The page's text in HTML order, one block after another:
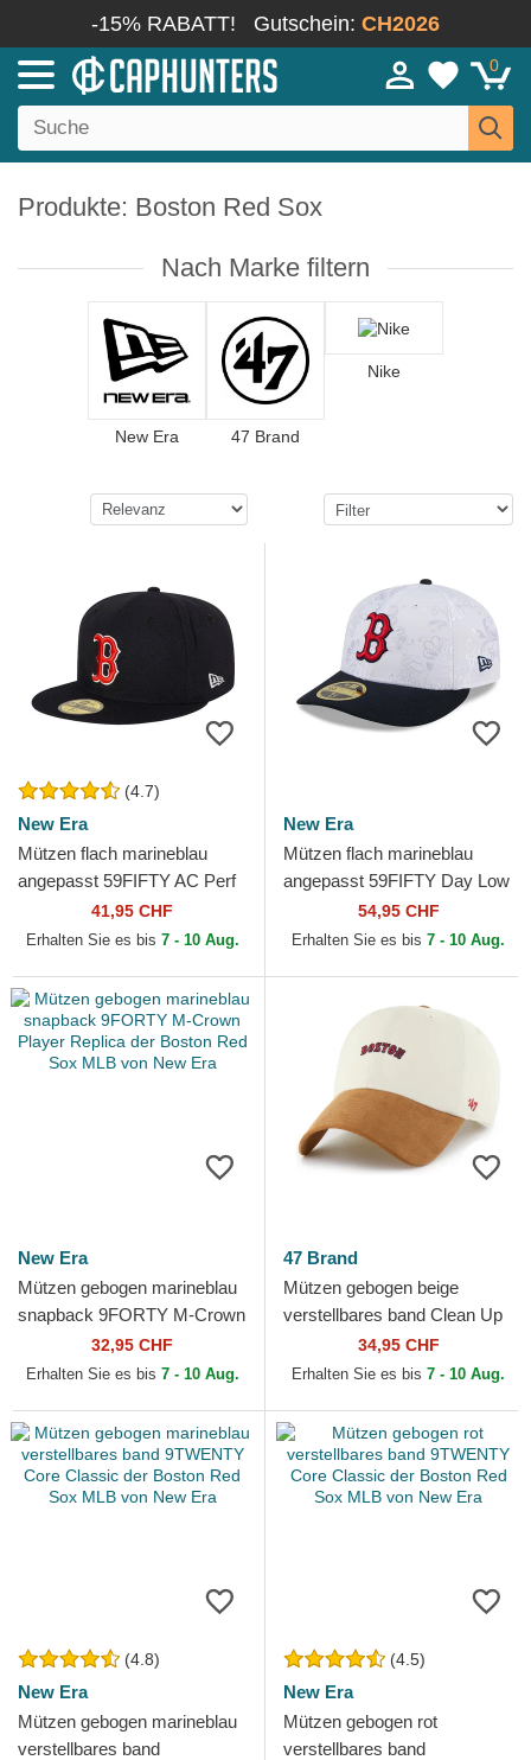
-15% RABATT! Gutschein: CH2026
0
Produkte: Boston Red Sox
Nach Marke filtern
New Era 47 Brand
Nike
(4.7)
New Era
Mützen flach marineblau
angepasst 59FIFTY AC Perf
der Boston Red Sox MLB
von New Era
41,95 CHF
Erhalten Sie es bis 7 - 10 Aug.
New Era
Mützen flach marineblau
angepasst 59FIFTY Day Low
Profile der Boston Red Sox
MLB von New Era
54,95 CHF
Erhalten Sie es bis 7 - 10 Aug.
New Era
Mützen gebogen marineblau
snapback 9FORTY M-Crown
Player Replica der Boston
Red Sox MLB von New Era
32,95 CHF
Erhalten Sie es bis 7 - 10 Aug.
47 Brand
Mützen gebogen beige
verstellbares band Clean Up
Mini Script Suede Visor der
Boston Red Sox MLB...
34,95 CHF
Erhalten Sie es bis 7 - 10 Aug.
(4.8)
New Era
Mützen gebogen marineblau
verstellbares band
(4.5)
New Era
Mützen gebogen rot
verstellbares band